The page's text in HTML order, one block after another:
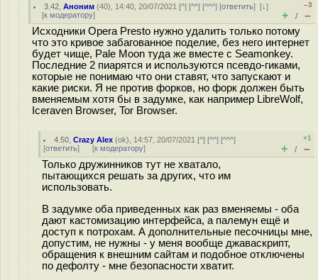
3.42 ,Аноним (40), 14:40, 20/07/2021 [^] [^^] [^^^] [ответить][↓]
[к модератору]
–3
+ / –
Исходники Opera Presto нужно удалить только потому
что это кривое забагованное поделие, без него интернет
будет чище, Pale Moon туда же вместе с Seamonkey.
Последние 2 пиарятся и используются псевдо-гиками,
которые не понимаю что они ставят, что запускают и
какие риски. Я не против форков, но форк должен быть
вменяемым хотя бы в задумке, как например LibreWolf,
Iceraven Browser, Tor Browser.
4.50 ,Crazy Alex (ok), 14:57, 20/07/2021 [^] [^^] [^^^]
[ответить] [к модератору]
+1
+ / –
Только дружинников тут не хватало,
пытающихся решать за других, что им
использовать.
В задумке оба приведенных как раз вменяемы - оба
дают кастомизацию интерфейса, а палемун ещё и
доступ к потрохам. А дополнительные песочницы мне,
допустим, не нужны - у меня вообще джаваскрипт,
обращения к внешним сайтам и подобное отключены
по дефолту - мне безопасности хватит.